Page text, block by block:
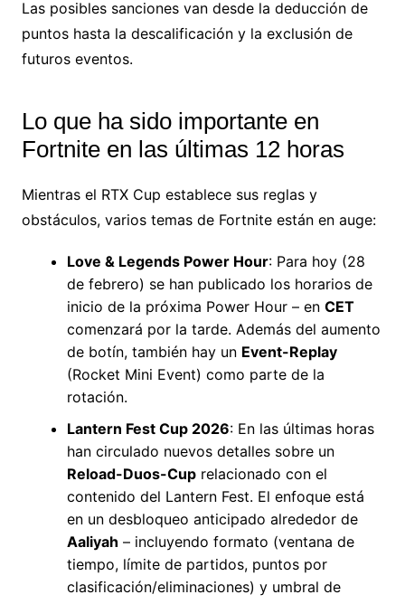
Las posibles sanciones van desde la deducción de
puntos hasta la descalificación y la exclusión de
futuros eventos.
Lo que ha sido importante en
Fortnite en las últimas 12 horas
Mientras el RTX Cup establece sus reglas y
obstáculos, varios temas de Fortnite están en auge:
Love & Legends Power Hour: Para hoy (28
de febrero) se han publicado los horarios de
inicio de la próxima Power Hour – en CET
comenzará por la tarde. Además del aumento
de botín, también hay un Event-Replay
(Rocket Mini Event) como parte de la
rotación.
Lantern Fest Cup 2026: En las últimas horas
han circulado nuevos detalles sobre un
Reload-Duos-Cuprelacionado con el
contenido del Lantern Fest. El enfoque está
en un desbloqueo anticipado alrededor de
Aaliyah – incluyendo formato (ventana de
tiempo, límite de partidos, puntos por
clasificación/eliminaciones) y umbral de